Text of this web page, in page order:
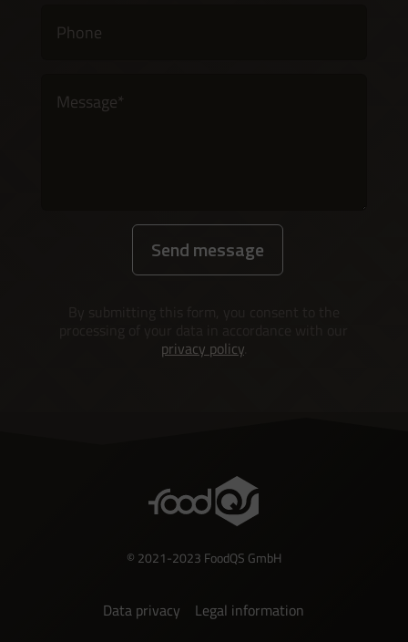
Send message
privacy policy.
© 2021-2023 FoodQS GmbH
Data privacy Legal information